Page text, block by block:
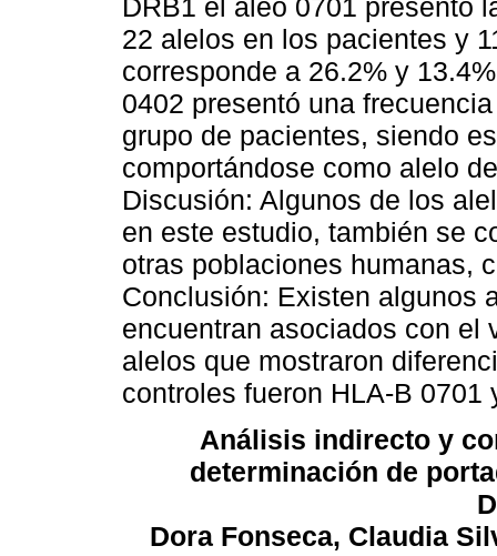
DRB1 el aleo 0701 presentó
22 alelos en los pacientes y
corresponde a 26.2% y
0402 presentó una
grupo de pacientes, siendo
comportándose como alelo
Discusión: Algunos de los
en este estudio, también se
otras poblaciones humanas,
Conclusión: Existen algunos
encuentran asociados con el
alelos que mostraron
controles fueron HLA-B 0701
Análisis indirecto y
determinación de
Dora Fonseca, Claudia